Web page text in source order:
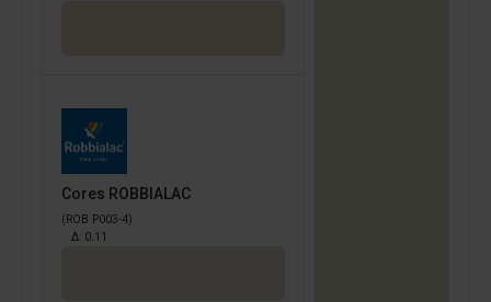
Cores ROBBIALAC
(ROB P003-4)
Δ: 0.11